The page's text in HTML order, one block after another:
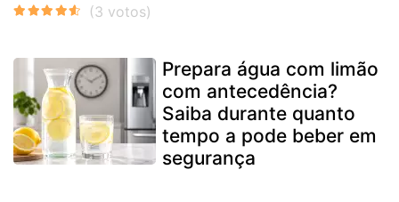
Prepara água com limão
com antecedência?
Saiba durante quanto
tempo a pode beber em
segurança